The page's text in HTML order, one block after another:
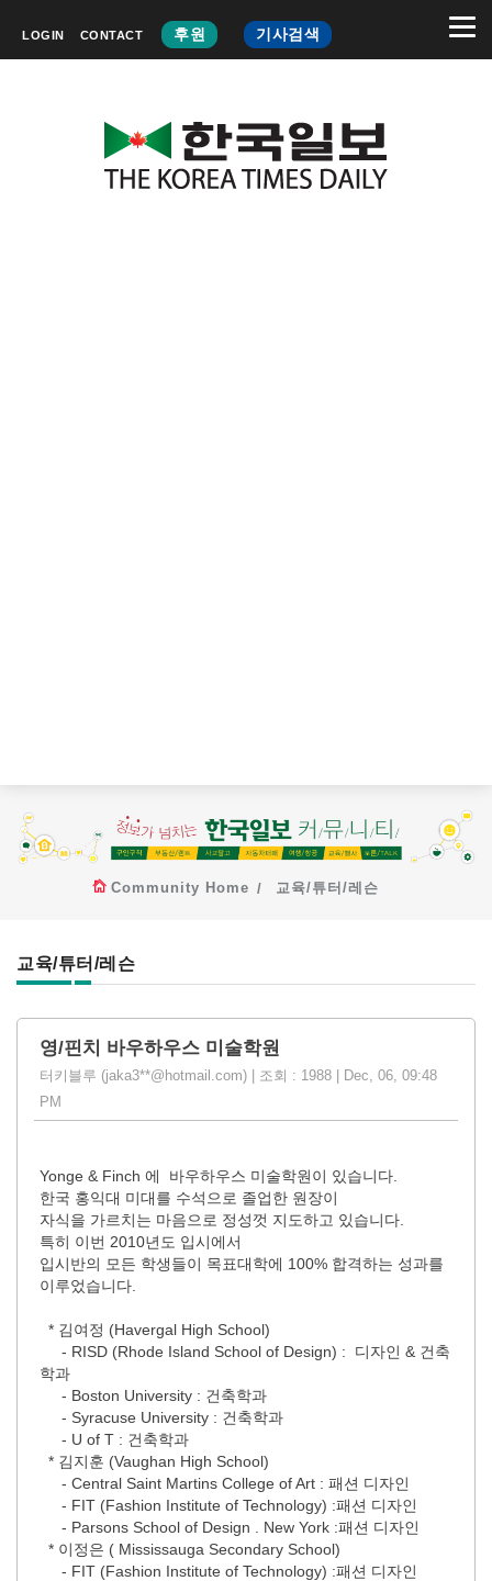
LOGIN CONTACT 후원 기사검색
Community Home 교육/튜터/레슨
교육/튜터/레슨
영/핀치 바우하우스 미술학원
터키블루 (jaka3**@hotmail.com) | 조회 : 1988 | Dec, 06, 09:48
PM
Yonge & Finch 에 바우하우스 미술학원이 있습니다.
한국 홍익대 미대를 수석으로 졸업한 원장이
자식을 가르치는 마음으로 정성껏 지도하고 있습니다.
특히 이번 2010년도 입시에서
입시반의 모든 학생들이 목표대학에 100% 합격하는 성과를
이루었습니다.
* 김여정 (Havergal High School)
- RISD (Rhode Island School of Design) : 디자인 & 건축
학과
- Boston University : 건축학과
- Syracuse University : 건축학과
- U of T : 건축학과
* 김지훈 (Vaughan High School)
- Central Saint Martins College of Art : 패션 디자인
- FIT (Fashion Institute of Technology) :패션 디자인
- Parsons School of Design . New York :패션 디자인
* 이정은 ( Mississauga Secondary School)
- FIT (Fashion Institute of Technology) :패션 디자인